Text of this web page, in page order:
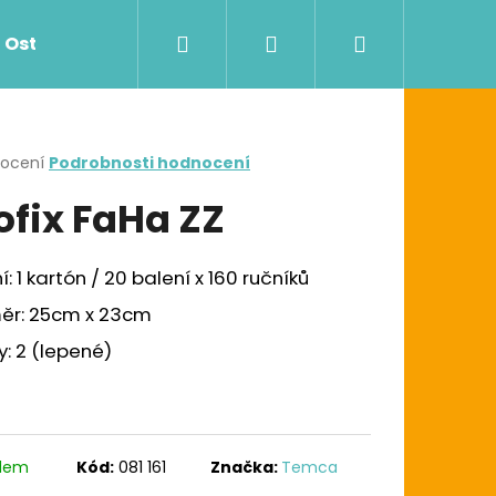
Ostatní Zdravotnictví Dávkovače
Přihlášení
Podrobnosti hodnocení
FaHa ZZ
1 kartón / 20 balení x 160 ručníků
25cm x 23cm
2 (lepené)
Kód: 081 161 Značka: Temca
UTĚRKA W1/W2/W3